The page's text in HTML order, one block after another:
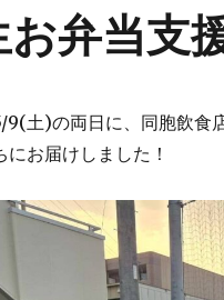
弁当支
土)の両日に、同胞飲食
にお届けしました！